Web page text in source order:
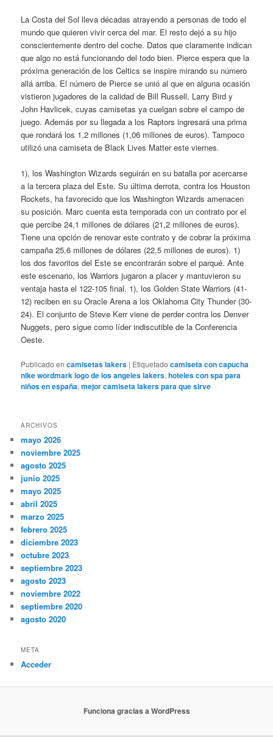
La Costa del Sol lleva décadas atrayendo a personas de todo el
mundo que quieren vivir cerca del mar. El resto dejó a su hijo
conscientemente dentro del coche. Datos que claramente indican
que algo no está funcionando del todo bien. Pierce espera que la
próxima generación de los Celtics se inspire mirando su número
allá arriba. El número de Pierce se unió al que en alguna ocasión
vistieron jugadores de la calidad de Bill Russell, Larry Bird y
John Havlicek, cuyas camisetas ya cuelgan sobre el campo de
juego. Además por su llegada a los Raptors ingresará una prima
que rondará los 1,2 millones (1,06 millones de euros). Tampoco
utilizó una camiseta de Black Lives Matter este viernes.
1), los Washington Wizards seguirán en su batalla por acercarse
a la tercera plaza del Este. Su última derrota, contra los Houston
Rockets, ha favorecido que los Washington Wizards amenacen
su posición. Marc cuenta esta temporada con un contrato por el
que percibe 24,1 millones de dólares (21,2 millones de euros).
Tiene una opción de renovar este contrato y de cobrar la próxima
campaña 25,6 millones de dólares (22,5 millones de euros). 1)
los dos favoritos del Este se encontrarán sobre el parqué. Ante
este escenario, los Warriors jugaron a placer y mantuvieron su
ventaja hasta el 122-105 final. 1), los Golden State Warriors (41-
12) reciben en su Oracle Arena a los Oklahoma City Thunder (30-
24). El conjunto de Steve Kerr viene de perder contra los Denver
Nuggets, pero sigue como líder indiscutible de la Conferencia
Oeste.
Publicado en camisetas lakers | Etiquetado camiseta con capucha
nike wordmark logo de los angeles lakers,hoteles con spa para
niños en españa,mejor camiseta lakers para que sirve
ARCHIVOS
mayo 2026
noviembre 2025
agosto 2025
junio 2025
mayo 2025
abril 2025
marzo 2025
febrero 2025
diciembre 2023
octubre 2023
septiembre 2023
agosto 2023
noviembre 2022
septiembre 2020
agosto 2020
META
Acceder
Funciona gracias a WordPress